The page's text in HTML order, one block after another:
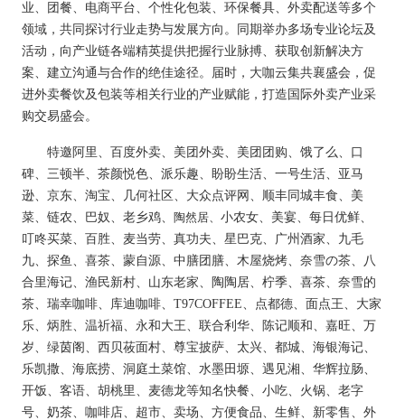
业、团餐、电商平台、个性化包装、环保餐具、外卖配送等多个
领域，共同探讨行业走势与发展方向。同期举办多场专业论坛及
活动，向产业链各端精英提供把握行业脉搏、获取创新解决方
案、建立沟通与合作的绝佳途径。届时，大咖云集共襄盛会，促
进外卖餐饮及包装等相关行业的产业赋能，打造国际外卖产业采
购交易盛会。
特邀阿里、百度外卖、美团外卖、美团团购、饿了么、口
碑、三顿半、茶颜悦色、派乐趣、盼盼生活、一号生活、亚马
逊、京东、淘宝、几何社区、大众点评网、顺丰同城丰食、美
菜、链农、巴奴、老乡鸡、 陶然居、 小农女、美宴、每日优鲜、
叮咚买菜、百胜、麦当劳、真功夫、星巴克、广州酒家、九毛
九、探鱼、喜茶、蒙自源、中膳团膳、木屋烧烤、奈雪の茶、八
合里海记、渔民新村、山东老家、陶陶居、柠季、喜茶、奈雪的
茶、瑞幸咖啡、库迪咖啡、 T97COFFEE、点都德、面点王、大家
乐、炳胜、温祈福、永和大王、联合利华、陈记顺和、嘉旺、万
岁、绿茵阁、西贝莜面村、尊宝披萨、太兴、都城、海银海记、
乐凯撒、海底捞、洞庭土菜馆、水墨田塬、遇见湘、华辉拉肠、
开饭、客语、胡桃里、麦德龙等知名快餐、小吃、火锅、老字
号、奶茶、咖啡店、超市、卖场、方便食品、生鲜、新零售、外